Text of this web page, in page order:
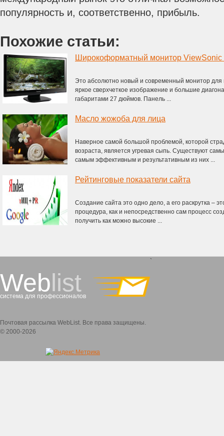
популярность и, соответственно, прибыль.
Похожие статьи:
Это абсолютно новый и современный монитор для
яркое сверхчеткое изображение и большие
габаритами 27 дюймов. Панель ...
Масло жожоба для лица
Наверное самой большой проблемой, которой
возраста, является угревая сыпь. Существуют
самым эффективным и результативным из них ...
Рейтинговые показатели сайта
Создание сайта это одно дело, а его раскрутка –
процедура, как и непосредственно сам процесс
получить как можно высокие ...
Weblist
система для профессионалов
`
Почтовая рассылка WebList. Все права защищены.
© 2000-2026